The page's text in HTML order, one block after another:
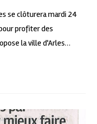
se clôturera mardi 24
profiter des
la ville d'Arles…